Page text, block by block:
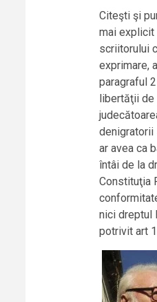
Citeşti şi
mai explicit
scriitorului
exprimare,
paragraful
libertăţii
denigratorii
ar avea ca
întâi de la
Constituţia
nici dreptul
potrivit art